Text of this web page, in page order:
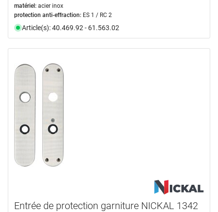
matériel: acier inox
protection anti-effraction: ES 1 / RC 2
Article(s): 40.469.92 - 61.563.02
Entrée de protection garniture NICKAL 1342